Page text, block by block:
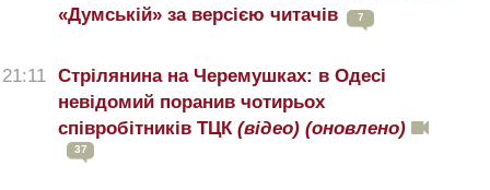
«Думській» за версією читачів
7
21:11
Стрілянина на Черемушках: в Одесі
невідомий поранив чотирьох
співробітників ТЦК (відео) (оновлено)
37